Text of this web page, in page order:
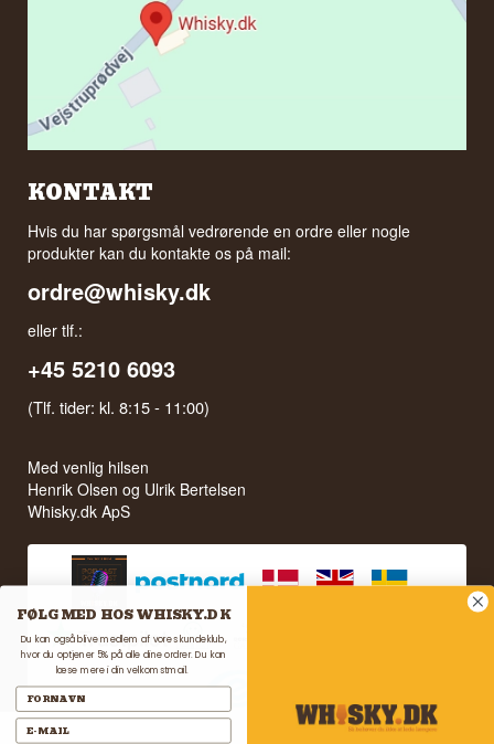
KONTAKT
Hvis du har spørgsmål vedrørende en ordre eller nogle
produkter kan du kontakte os på mail:
ordre@whisky.dk
eller tlf.:
+45 5210 6093
(Tlf. tider: kl. 8:15 - 11:00)
Med venlig hilsen
Henrik Olsen og Ulrik Bertelsen
Whisky.dk ApS
FØLG MED HOS WHISKY.DK
Du kan også blive medlem af vores kundeklub,
hvor du optjener 5% på alle dine ordrer. Du kan
læse mere i din velkomstmail.